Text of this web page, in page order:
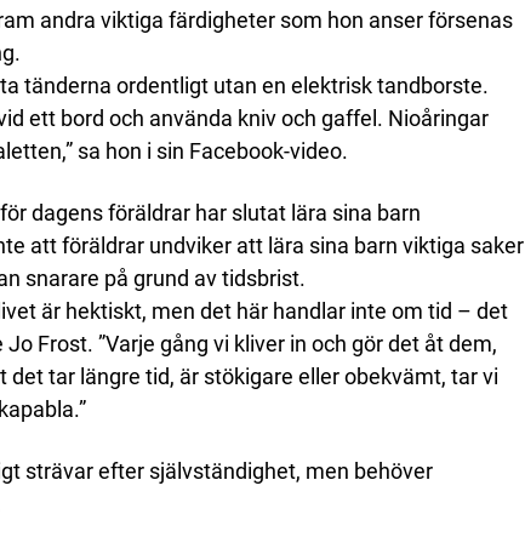
andra viktiga färdigheter som hon anser försenas
tänderna ordentligt utan en elektrisk tandborste.
ett bord och använda kniv och gaffel. Nioåringar
sa hon i sin Facebook-video.
dagens föräldrar har slutat lära sina barn
att föräldrar undviker att lära sina barn viktiga saker
snarare på grund av tidsbrist.
är hektiskt, men det här handlar inte om tid – det
Frost. ”Varje gång vi kliver in och gör det åt dem,
tar längre tid, är stökigare eller obekvämt, tar vi
strävar efter självständighet, men behöver